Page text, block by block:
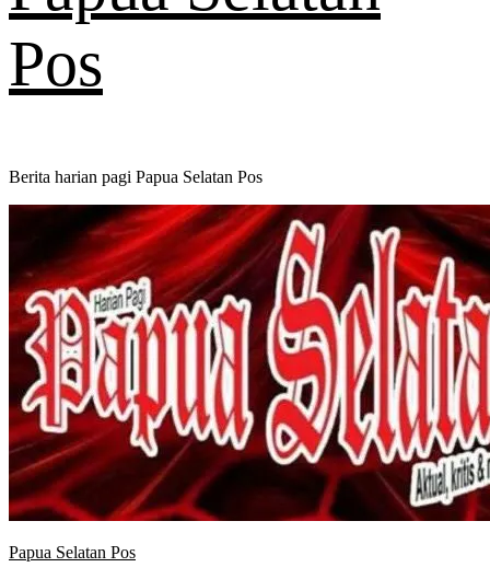
Pos
Berita harian pagi Papua Selatan Pos
Primary
Papua Selatan Pos